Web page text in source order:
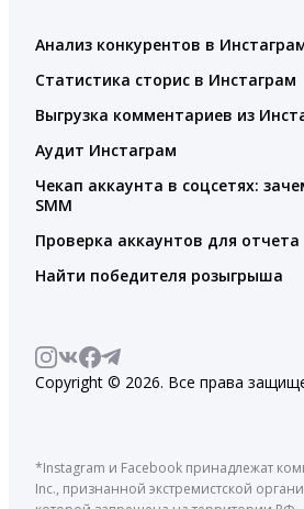
Анализ конкурентов в
Статистика сторис в Инстаграм
Выгрузка комментариев из
Аудит Инстаграм
Чекап аккаунта в соцсетях:
SMM
Проверка аккаунтов для отчета
Найти победителя розыгрыша
Copyright © 2026. Все права
*Instagram и Facebook принадлежат
Inc., признанной экстремистской